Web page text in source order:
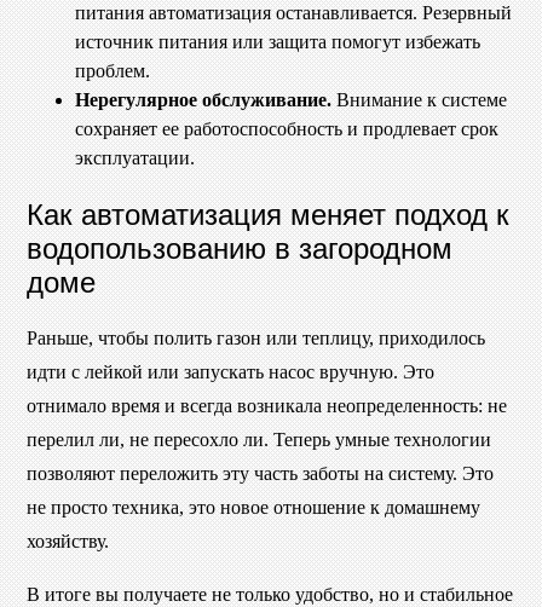
питания автоматизация останавливается. Резервный
источник питания или защита помогут избежать
проблем.
Нерегулярное обслуживание. Внимание к системе
сохраняет ее работоспособность и продлевает срок
эксплуатации.
Как автоматизация меняет подход к
водопользованию в загородном
доме
Раньше, чтобы полить газон или теплицу, приходилось
идти с лейкой или запускать насос вручную. Это
отнимало время и всегда возникала неопределенность: не
перелил ли, не пересохло ли. Теперь умные технологии
позволяют переложить эту часть заботы на систему. Это
не просто техника, это новое отношение к домашнему
хозяйству.
В итоге вы получаете не только удобство, но и стабильное